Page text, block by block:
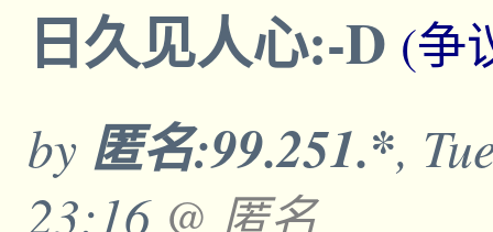
日久见人心:-D (争
by 匿名:99.251.*,
23:16 @ 匿名